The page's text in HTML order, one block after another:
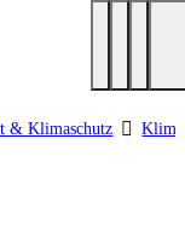
& Klimaschutz